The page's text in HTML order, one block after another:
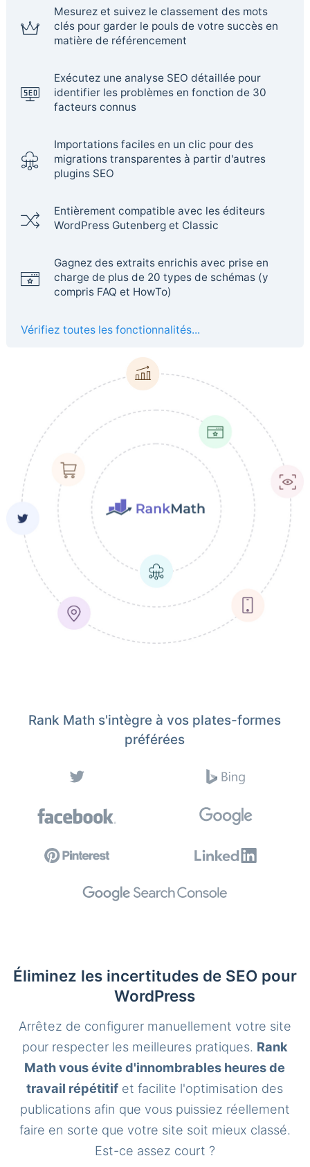
Mesurez et suivez le classement des mots
clés pour garder le pouls de votre succès en
matière de référencement
Exécutez une analyse SEO détaillée pour
identifier les problèmes en fonction de 30
facteurs connus
Importations faciles en un clic pour des
migrations transparentes à partir d'autres
plugins SEO
Entièrement compatible avec les éditeurs
WordPress Gutenberg et Classic
Gagnez des extraits enrichis avec prise en
charge de plus de 20 types de schémas (y
compris FAQ et HowTo)
Vérifiez toutes les fonctionnalités...
Rank Math s'intègre à vos plates-formes
préférées
Éliminez les incertitudes de SEO pour
WordPress
Arrêtez de configurer manuellement votre site
pour respecter les meilleures pratiques. Rank
Math vous évite d'innombrables heures de
travail répétitif et facilite l'optimisation des
publications afin que vous puissiez réellement
faire en sorte que votre site soit mieux classé.
Est-ce assez court ?